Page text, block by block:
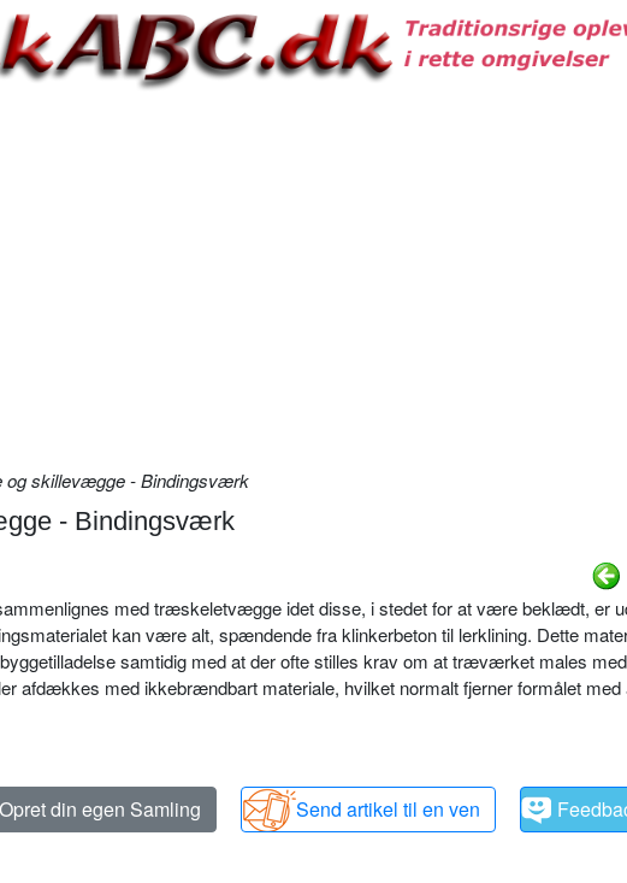
og skillevægge - Bindingsværk
- Bindingsværk
med træskeletvægge idet disse, i stedet for at være beklædt, er
kan være alt, spændende fra klinkerbeton til lerklining. Dette
samtidig med at der ofte stilles krav om at træværket males
afdækkes med ikkebrændbart materiale, hvilket normalt fjerner formålet med
Opret din egen Samling Send artikel til en ven